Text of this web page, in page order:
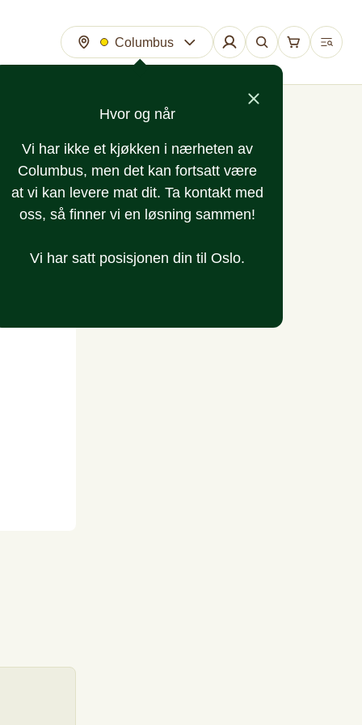
Columbus
Hvor og når
Vi har ikke et kjøkken i nærheten av
Columbus, men det kan fortsatt være
at vi kan levere mat dit. Ta kontakt med
oss, så finner vi en løsning sammen!
Vi har satt posisjonen din til Oslo.